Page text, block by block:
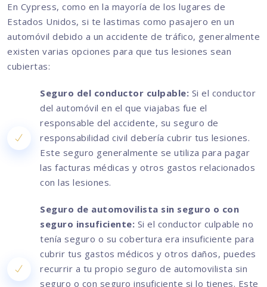
En Cypress, como en la mayoría de los lugares de
Estados Unidos, si te lastimas como pasajero en un
automóvil debido a un accidente de tráfico, generalmente
existen varias opciones para que tus lesiones sean
cubiertas:
Seguro del conductor culpable: Si el conductor
del automóvil en el que viajabas fue el
responsable del accidente, su seguro de
responsabilidad civil debería cubrir tus lesiones.
Este seguro generalmente se utiliza para pagar
las facturas médicas y otros gastos relacionados
con las lesiones.
Seguro de automovilista sin seguro o con
seguro insuficiente: Si el conductor culpable no
tenía seguro o su cobertura era insuficiente para
cubrir tus gastos médicos y otros daños, puedes
recurrir a tu propio seguro de automovilista sin
seguro o con seguro insuficiente si lo tienes. Este